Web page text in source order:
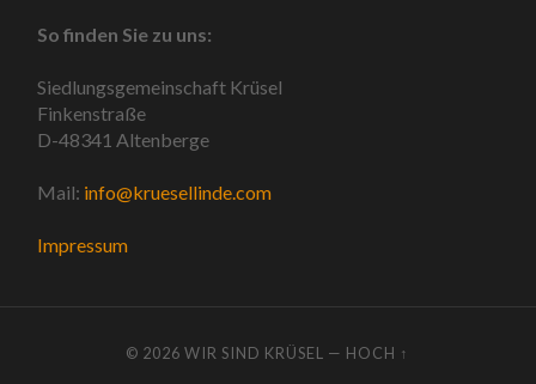
So finden Sie zu uns:
Siedlungsgemeinschaft Krüsel
Finkenstraße
D-48341 Altenberge
Mail: info@kruesellinde.com
Impressum
© 2026WIR SIND KRÜSEL — HOCH ↑